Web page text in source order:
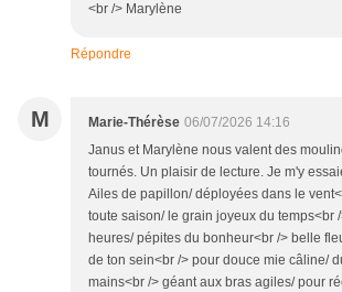
<br /> Marylène
Répondre
M Marie-Thérèse 06/07/2026 14:16
Janus et Marylène nous valent des
tournés. Un plaisir de lecture. Je m'y
Ailes de papillon/ déployées dans le
toute saison/ le grain joyeux du temps<br
heures/ pépites du bonheur<br /> belle
de ton sein<br /> pour douce mie câline/
mains<br /> géant aux bras agiles/ pour